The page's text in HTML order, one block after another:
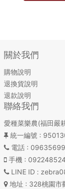
關於我們
購物說明
退換貨說明
退款說明
聯絡我們
愛種菜樂農(福田嚴
統一編號 :
電話:
手機 :
LINE ID :
地址 : 328桃園市